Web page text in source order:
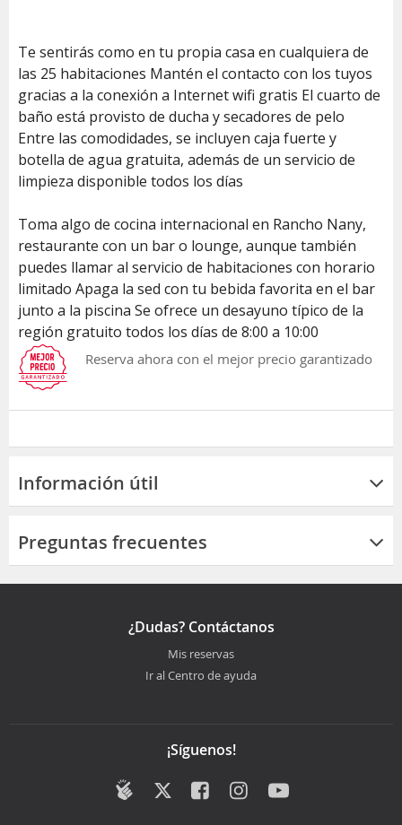
Te sentirás como en tu propia casa en cualquiera de
las 25 habitaciones Mantén el contacto con los tuyos
gracias a la conexión a Internet wifi gratis El cuarto de
baño está provisto de ducha y secadores de pelo
Entre las comodidades, se incluyen caja fuerte y
botella de agua gratuita, además de un servicio de
limpieza disponible todos los días
Toma algo de cocina internacional en Rancho Nany,
restaurante con un bar o lounge, aunque también
puedes llamar al servicio de habitaciones con horario
limitado Apaga la sed con tu bebida favorita en el bar
junto a la piscina Se ofrece un desayuno típico de la
región gratuito todos los días de 8:00 a 10:00
Reserva ahora con el mejor precio garantizado
Información útil
Preguntas frecuentes
¿Dudas? Contáctanos
Mis reservas
Ir al Centro de ayuda
¡Síguenos!